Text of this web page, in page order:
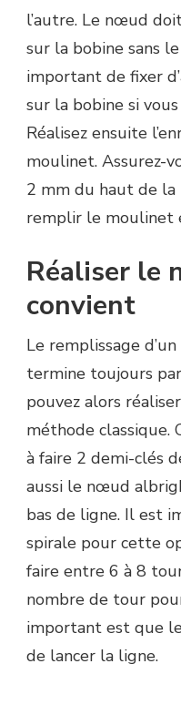
l’autre. Le nœud
sur la bobine sans
important de fixer
sur la bobine si
Réalisez ensuite
moulinet. Assurez-
2 mm du haut de
remplir le moulinet
Réaliser le
convient
Le remplissage d’un
termine toujours
pouvez alors
méthode classique.
à faire 2 demi-clés
aussi le nœud
bas de ligne. Il est
spirale pour cette
faire entre 6 à 8
nombre de tour
important est que
de lancer la ligne.